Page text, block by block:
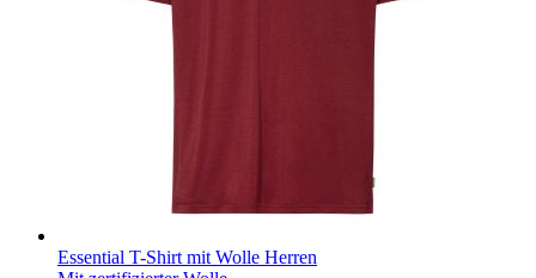
Essential T-Shirt mit Wolle Herren